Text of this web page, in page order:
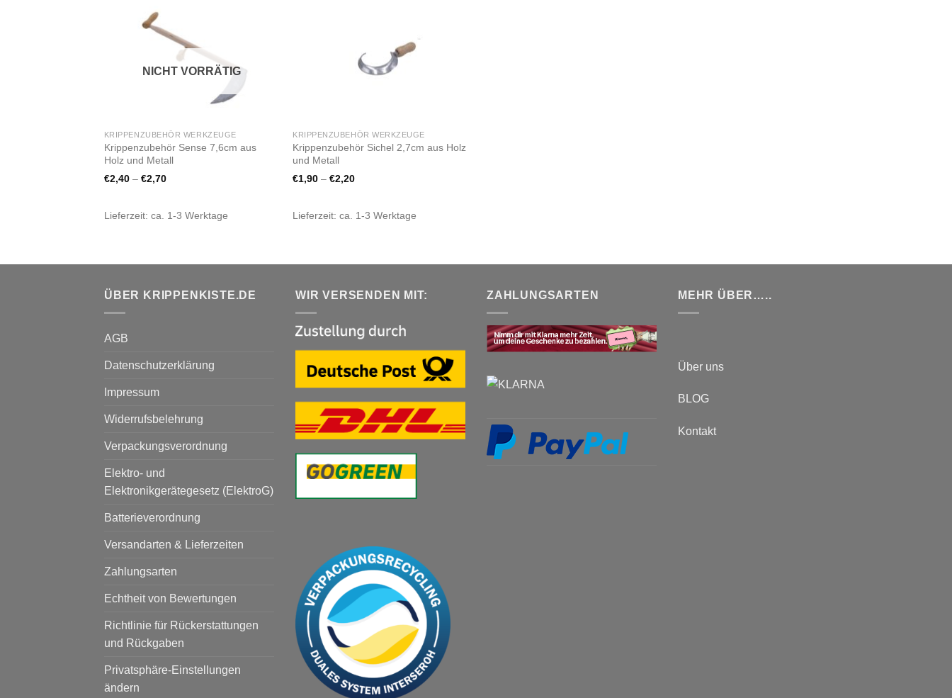
NICHT VORRÄTIG
KRIPPENZUBEHÖR WERKZEUGE
Krippenzubehör Sense 7,6cm aus
Holz und Metall
€2,40– €2,70
Lieferzeit: ca. 1-3 Werktage
Wunschliste
KRIPPENZUBEHÖR WERKZEUGE
Krippenzubehör Sichel 2,7cm aus Holz
und Metall
€1,90 –€2,20
Lieferzeit:ca. 1-3 Werktage
ÜBER KRIPPENKISTE.DE
AGB
Datenschutzerklärung
Impressum
Widerrufsbelehrung
Verpackungsverordnung
Elektro- und
Elektronikgerätegesetz (ElektroG)
Batterieverordnung
Versandarten & Lieferzeiten
Zahlungsarten
Echtheit von Bewertungen
Richtlinie für Rückerstattungen
und Rückgaben
Privatsphäre-Einstellungen
ändern
WIR VERSENDEN MIT: ZAHLUNGSARTEN MEHR ÜBER…..
Über uns
BLOG
Kontakt